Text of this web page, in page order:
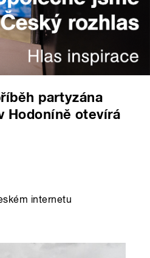
partyzána
Hodoníně otevírá
internetu